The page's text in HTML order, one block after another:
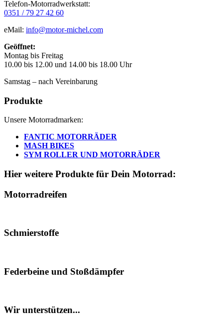
Telefon-Motorradwerkstatt:
0351 / 79 27 42 60
eMail: info@motor-michel.com
Geöffnet:
Montag bis Freitag
10.00 bis 12.00 und 14.00 bis 18.00 Uhr
Samstag – nach Vereinbarung
Produkte
Unsere Motorradmarken:
FANTIC MOTORRÄDER
MASH BIKES
SYM ROLLER UND MOTORRÄDER
Hier weitere Produkte für Dein Motorrad:
Motorradreifen
Schmierstoffe
Federbeine und Stoßdämpfer
Wir unterstützen...